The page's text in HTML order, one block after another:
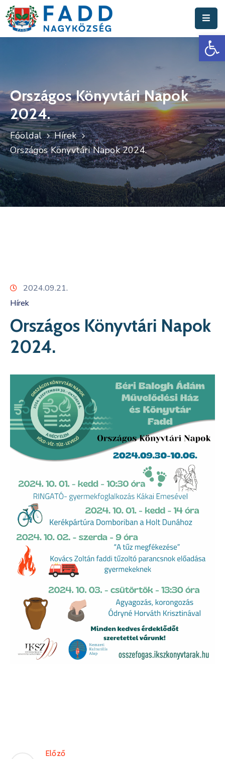
Hivatal
Fadd
Nagyközség
Turisztika
Választási
Információk
Események
Országos Könyvtári Napok
2024.
Főoldal
Hírek
Országos Könyvtári Napok 2024.
2024.09.21.
Hírek
Országos Könyvtári Napok
2024.
Előző